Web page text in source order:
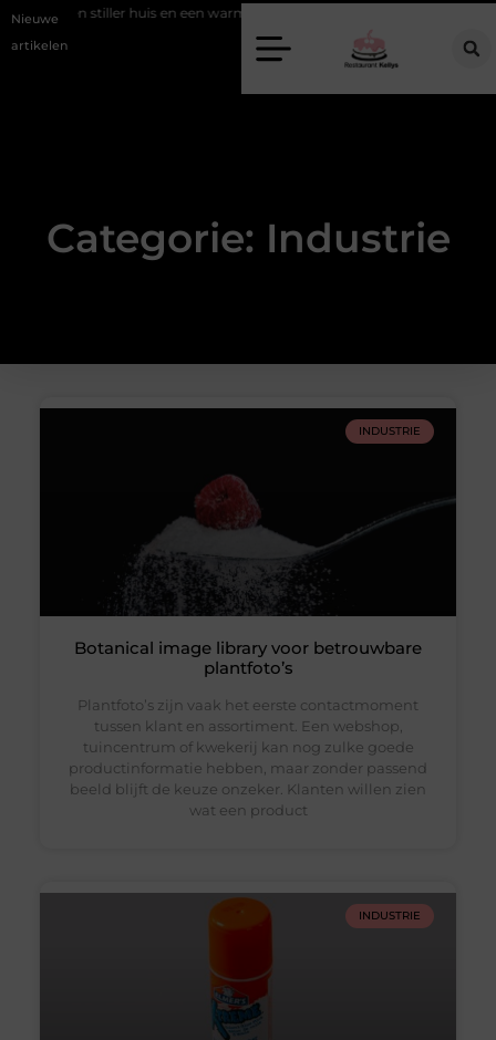
Nieuwe
artikelen
Een stiller huis en een warmere look met akoestische panelen
Categorie: Industrie
INDUSTRIE
Botanical image library voor betrouwbare
plantfoto’s
Plantfoto’s zijn vaak het eerste contactmoment
tussen klant en assortiment. Een webshop,
tuincentrum of kwekerij kan nog zulke goede
productinformatie hebben, maar zonder passend
beeld blijft de keuze onzeker. Klanten willen zien
wat een product
INDUSTRIE